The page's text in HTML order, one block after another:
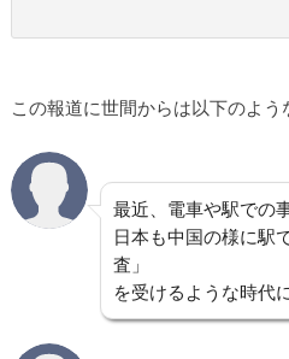
この報道に世間からは以下のよう
最近、電車や駅での
日本も中国の様に駅
査」
を受けるような時代